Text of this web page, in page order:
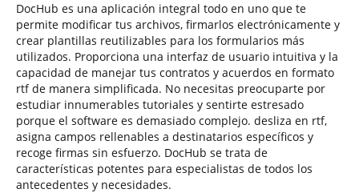
DocHub es una aplicación integral todo en uno que te
permite modificar tus archivos, firmarlos electrónicamente y
crear plantillas reutilizables para los formularios más
utilizados. Proporciona una interfaz de usuario intuitiva y la
capacidad de manejar tus contratos y acuerdos en formato
rtf de manera simplificada. No necesitas preocuparte por
estudiar innumerables tutoriales y sentirte estresado
porque el software es demasiado complejo. desliza en rtf,
asigna campos rellenables a destinatarios específicos y
recoge firmas sin esfuerzo. DocHub se trata de
características potentes para especialistas de todos los
antecedentes y necesidades.